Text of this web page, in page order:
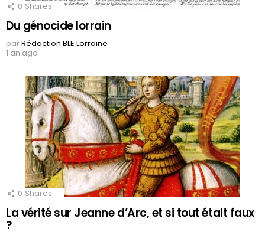
0 Shares
Du génocide lorrain
parRédaction BLE Lorraine
1 an ago
0 Shares
La vérité sur Jeanne d’Arc, et si tout était faux
?